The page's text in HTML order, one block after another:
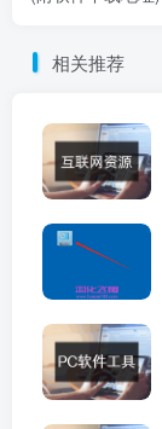
相关推荐